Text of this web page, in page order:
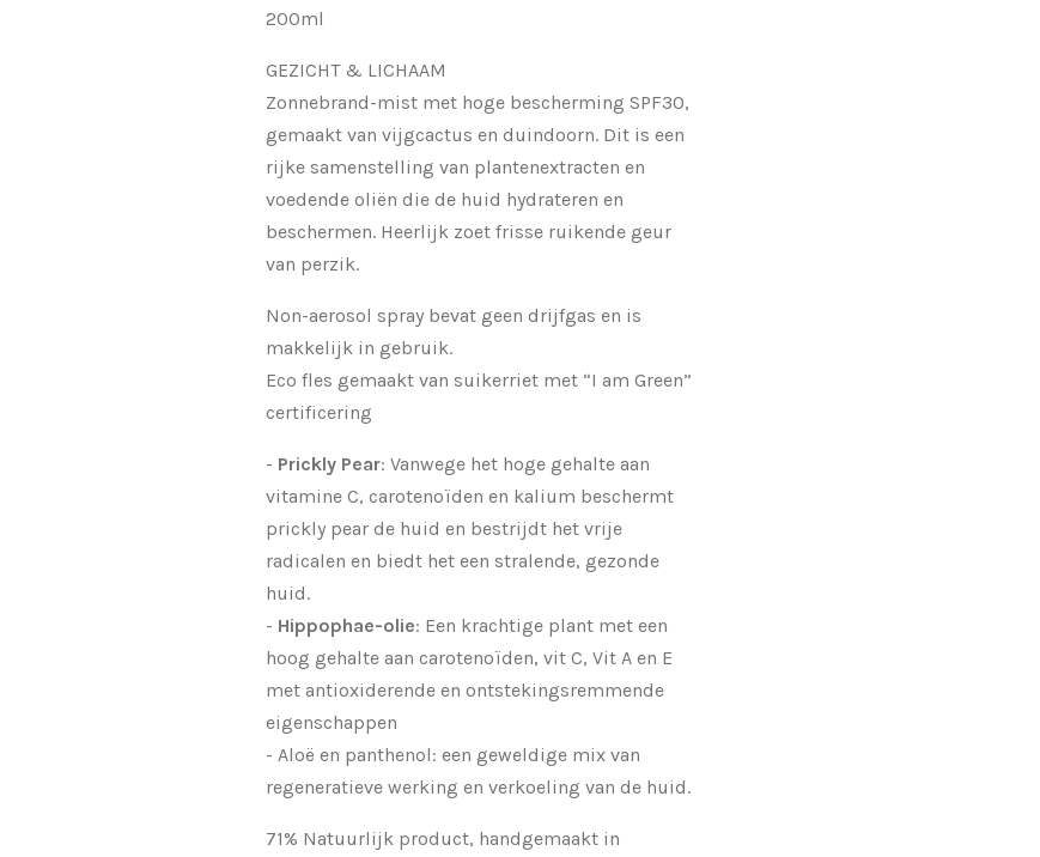
200ml
GEZICHT & LICHAAM
Zonnebrand-mist met hoge bescherming SPF30,
gemaakt van vijgcactus en duindoorn. Dit is een
rijke samenstelling van plantenextracten en
voedende oliën die de huid hydrateren en
beschermen. Heerlijk zoet frisse ruikende geur
van perzik.
Non-aerosol spray bevat geen drijfgas en is
makkelijk in gebruik.
Eco fles gemaakt van suikerriet met “I am Green”
certificering
- Prickly Pear: Vanwege het hoge gehalte aan
vitamine C, carotenoïden en kalium beschermt
prickly pear de huid en bestrijdt het vrije
radicalen en biedt het een stralende, gezonde
huid.
- Hippophae-olie: Een krachtige plant met een
hoog gehalte aan carotenoïden, vit C, Vit A en E
met antioxiderende en ontstekingsremmende
eigenschappen
- Aloë en panthenol: een geweldige mix van
regeneratieve werking en verkoeling van de huid.
71% Natuurlijk product, handgemaakt in